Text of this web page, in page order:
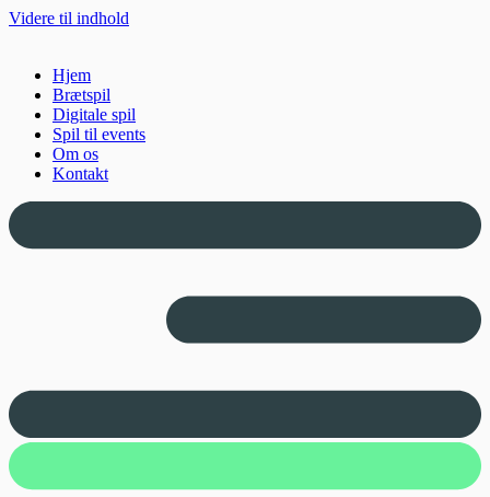
Videre til indhold
Hjem
Brætspil
Digitale spil
Spil til events
Om os
Kontakt